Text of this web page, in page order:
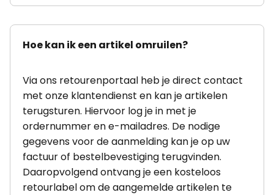
Hoe kan ik een artikel omruilen?
Via ons retourenportaal heb je direct contact
met onze klantendienst en kan je artikelen
terugsturen. Hiervoor log je in met je
ordernummer en e-mailadres. De nodige
gegevens voor de aanmelding kan je op uw
factuur of bestelbevestiging terugvinden.
Daaropvolgend ontvang je een kosteloos
retourlabel om de aangemelde artikelen te